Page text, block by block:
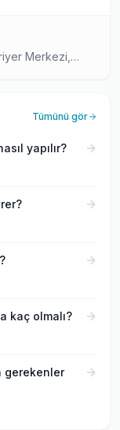
Merkezi,
Tümünü gör
yapılır?
kaç olmalı?
gerekenler